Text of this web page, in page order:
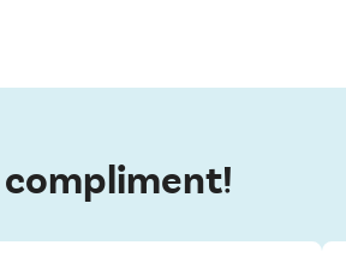
compliment!